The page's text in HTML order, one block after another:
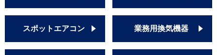
スポットエアコン 業務用換気機器